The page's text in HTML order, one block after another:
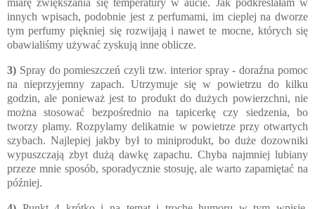
miarę zwiększania się temperatury w aucie. Jak podkreślałam w
innych wpisach, podobnie jest z perfumami, im cieplej na dworze
tym perfumy piękniej się rozwijają i nawet te mocne, których się
obawialiśmy używać zyskują inne oblicze.
3) Spray do pomieszczeń czyli tzw. interior spray - doraźna pomoc
na nieprzyjemny zapach. Utrzymuje się w powietrzu do kilku
godzin, ale ponieważ jest to produkt do dużych powierzchni, nie
można stosować bezpośrednio na tapicerkę czy siedzenia, bo
tworzy plamy. Rozpylamy delikatnie w powietrze przy otwartych
szybach. Najlepiej jakby był to miniprodukt, bo duże dozowniki
wypuszczają zbyt dużą dawkę zapachu. Chyba najmniej lubiany
przeze mnie sposób, sporadycznie stosuję, ale warto zapamiętać na
później.